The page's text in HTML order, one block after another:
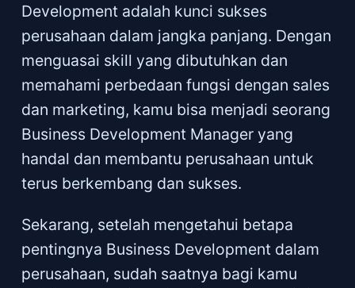
Development adalah kunci sukses
perusahaan dalam jangka panjang. Dengan
menguasai skill yang dibutuhkan dan
memahami perbedaan fungsi dengan sales
dan marketing, kamu bisa menjadi seorang
Business Development Manager yang
handal dan membantu perusahaan untuk
terus berkembang dan sukses.
Sekarang, setelah mengetahui betapa
pentingnya Business Development dalam
perusahaan, sudah saatnya bagi kamu